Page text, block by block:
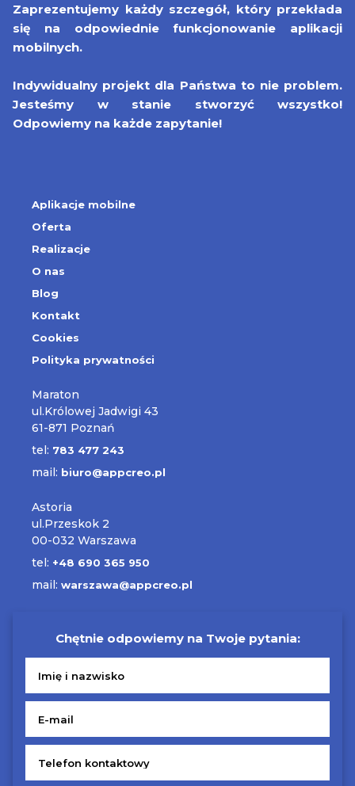
Zaprezentujemy każdy szczegół, który przekłada
się na odpowiednie funkcjonowanie aplikacji
mobilnych.
Indywidualny projekt dla Państwa to nie problem.
Jesteśmy w stanie stworzyć wszystko!
Odpowiemy na każde zapytanie!
Aplikacje mobilne
Oferta
Realizacje
O nas
Blog
Kontakt
Cookies
Polityka prywatności
Maraton
ul.Królowej Jadwigi 43
61-871 Poznań
tel: 783 477 243
mail: biuro@appcreo.pl
Astoria
ul.Przeskok 2
00-032 Warszawa
tel: +48 690 365 950
mail: warszawa@appcreo.pl
Chętnie odpowiemy na Twoje pytania: